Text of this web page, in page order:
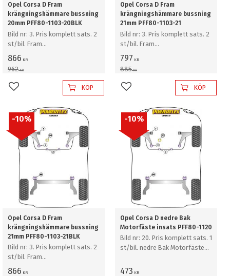
Opel Corsa D Fram
krängningshämmare bussning
20mm PFF80-1103-20BLK
Bild nr: 3. Pris komplett sats. 2
st/bil. Fram
krängningshämmare bussning
20mm
866 KR
962KR
Lägg till i favoriterKÖP
Opel Corsa D Fram
krängningshämmare bussning
21mm PFF80-1103-21
Bild nr: 3. Pris komplett sats. 2
st/bil. Fram
krängningshämmare bussning
21mm
797 KR
885KR
Lägg till i favoriterKÖP
Opel Corsa D Fram
krängningshämmare bussning
21mm PFF80-1103-21BLK
Bild nr: 3. Pris komplett sats. 2
st/bil. Fram
krängningshämmare bussning
866 KR
10%
Opel Corsa D nedre Bak
Motorfäste insats PFF80-1120
Bild nr: 20. Pris komplett sats. 1
st/bil. nedre Bak Motorfäste
473 KR
10%